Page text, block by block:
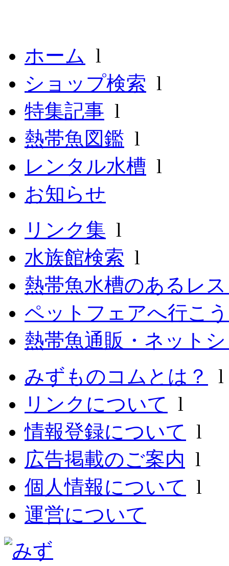
ホーム l
ショップ検索 l
特集記事 l
熱帯魚図鑑 l
レンタル水槽 l
お知らせ
リンク集 l
水族館検索 l
熱帯魚水槽のあるレ
ペットフェアへ行こ
熱帯魚通販・ネット
みずものコムとは？
リンクについて l
情報登録について l
広告掲載のご案内 l
個人情報について l
運営について